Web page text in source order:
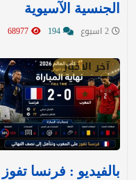
الجنسية الآسيوية
آخر الأخبار
بالفيديو : فرنسا تفوز